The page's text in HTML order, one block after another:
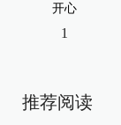
开心
1
推荐阅读